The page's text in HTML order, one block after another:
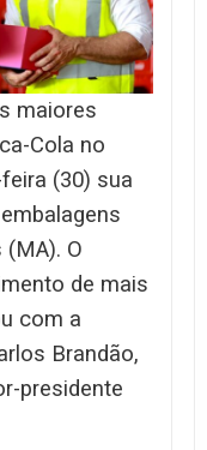
maiores
Cola no
(30) sua
(MA). O
de mais
com a
Brandão,
presidente